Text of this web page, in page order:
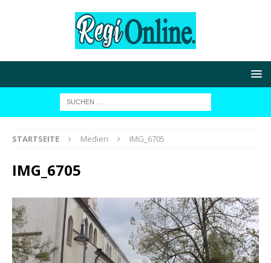
STARTSEITE Medien IMG_6705
IMG_6705